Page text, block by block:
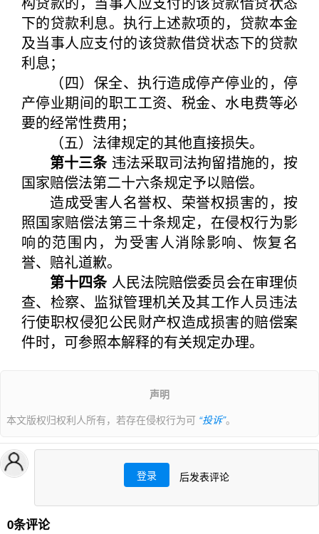
下的贷款利息。执行上述款项的，贷款本金
及当事人应支付的该贷款借贷状态下的贷款
利息；
（四）保全、执行造成停产停业的，停
产停业期间的职工工资、税金、水电费等必
要的经常性费用；
（五）法律规定的其他直接损失。
第十三条违法采取司法拘留措施的，按
国家赔偿法第二十六条规定予以赔偿。
造成受害人名誉权、荣誉权损害的，按
照国家赔偿法第三十条规定，在侵权行为影
响的范围内，为受害人消除影响、恢复名
誉、赔礼道歉。
第十四条人民法院赔偿委员会在审理侦
查、检察、监狱管理机关及其工作人员违法
行使职权侵犯公民财产权造成损害的赔偿案
件时，可参照本解释的有关规定办理。
声明
本文版权归权利人所有，若存在侵权行为可 “投诉”。
登录 后发表评论
0条评论